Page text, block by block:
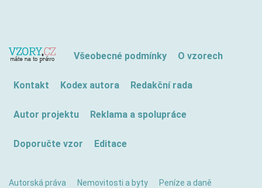
Všeobecné podmínky O vzorech
Kontakt Kodex autora Redakční rada
Autor projektu Reklama a spolupráce
Doporučte vzor Editace
Autorská práva Nemovitosti a byty
Peníze a daně